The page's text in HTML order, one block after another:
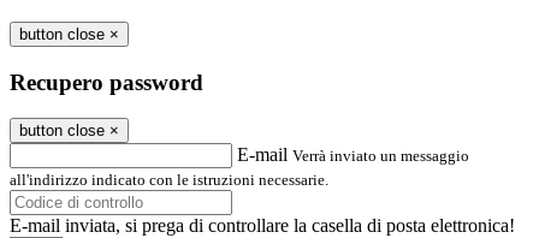
button close ×
Recupero password
button close ×
E-mail Verrà inviato un messaggio
all'indirizzo indicato con le istruzioni necessarie.
E-mail inviata, si prega di controllare la casella di posta elettronica!